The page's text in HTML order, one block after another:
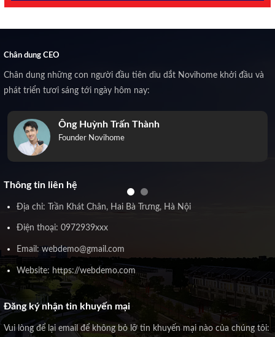
Chân dung CEO
Chân dung những con người đầu tiên dìu dắt Novihome khởi đầu và
phát triển tươi sáng tới ngày hôm nay:
Ông Huỳnh Trấn Thành
Founder Novihome
Thông tin liên hệ
Địa chỉ: Trần Khát Chân, Hai Bà Trưng, Hà Nội
Điện thoại: 0972939xxx
Email: webdemo@gmail.com
Website: https://webdemo.com
Đăng ký nhận tin khuyến mại
Vui lòng để lại email để không bỏ lỡ tin khuyến mại nào của chúng tôi: